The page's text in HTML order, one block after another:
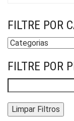
FILTRE POR
FILTRE POR
Limpar Filtros